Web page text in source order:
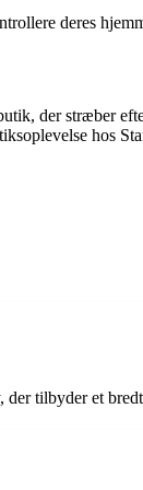
deres
der stræber
hos
tilbyder et